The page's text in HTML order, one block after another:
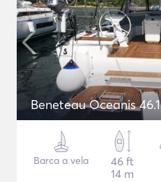
Beneteau Oceanis 46.1
Barca a vela
46 ft
14 m